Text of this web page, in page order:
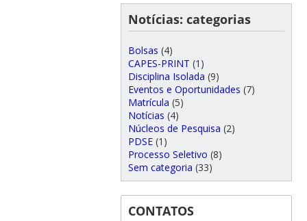
Notícias: categorias
Bolsas (4)
CAPES-PRINT (1)
Disciplina Isolada (9)
Eventos e Oportunidades (7)
Matrícula (5)
Notícias (4)
Núcleos de Pesquisa (2)
PDSE(1)
Processo Seletivo (8)
Sem categoria (33)
CONTATOS